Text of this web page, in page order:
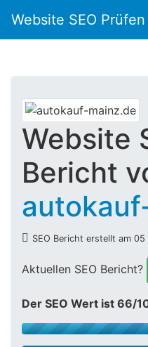
Website SEO Prüfen
Website
Bericht
SEO Bericht erstellt am
Aktuellen SEO Bericht?
Der SEO Wert ist 66/